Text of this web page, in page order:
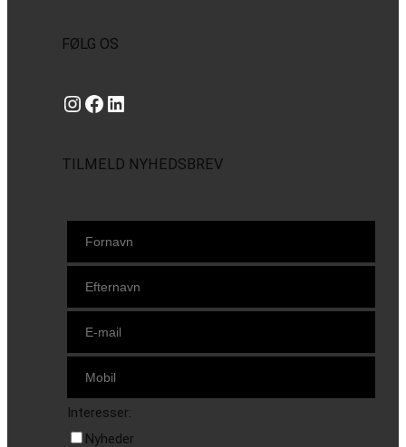
FØLG OS
Instagram https://www.facebook.com/danishbeachvolleytour LinkedIn
TILMELD NYHEDSBREV
Interesser:
Nyheder